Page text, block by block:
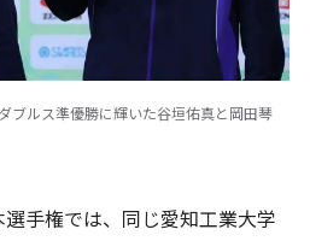
ブルス準優勝に輝いた谷垣佑真と岡田琴
手権では、同じ愛知工業大学